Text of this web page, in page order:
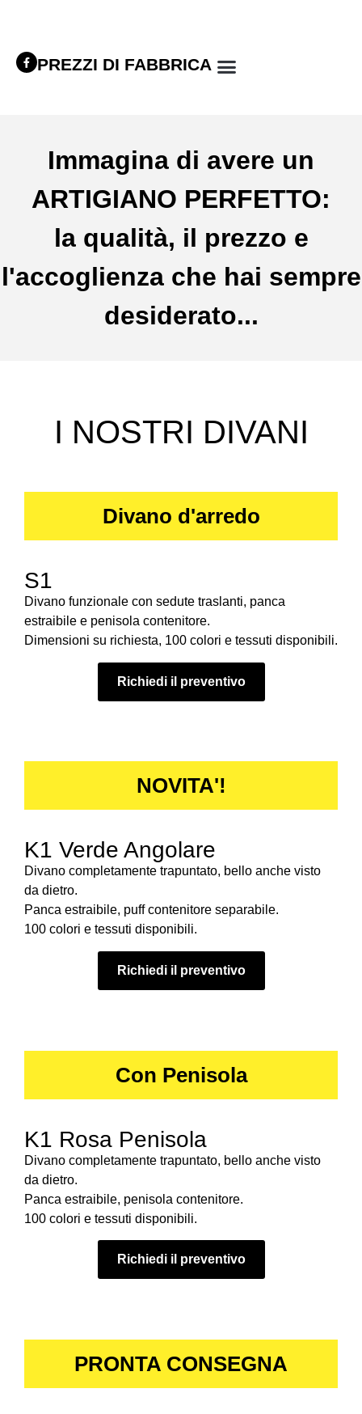
PREZZI DI FABBRICA
Immagina di avere un
ARTIGIANO PERFETTO:
la qualità, il prezzo e
l'accoglienza che hai sempre
desiderato...
I NOSTRI DIVANI
Divano d'arredo
S1
Divano funzionale con sedute traslanti, panca
estraibile e penisola contenitore.
Dimensioni su richiesta, 100 colori e tessuti disponibili.
Richiedi il preventivo
NOVITA'!
K1 Verde Angolare
Divano completamente trapuntato, bello anche visto
da dietro.
Panca estraibile, puff contenitore separabile.
100 colori e tessuti disponibili.
Richiedi il preventivo
Con Penisola
K1 Rosa Penisola
Divano completamente trapuntato, bello anche visto
da dietro.
Panca estraibile, penisola contenitore.
100 colori e tessuti disponibili.
Richiedi il preventivo
PRONTA CONSEGNA